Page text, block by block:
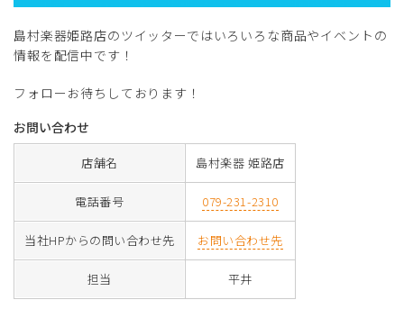
島村楽器姫路店のツイッターではいろいろな商品やイベントの
情報を配信中です！
フォローお待ちしております！
お問い合わせ
店舗名 島村楽器 姫路店
電話番号 079-231-2310
当社HPからの問い合わせ先 お問い合わせ先
担当 平井